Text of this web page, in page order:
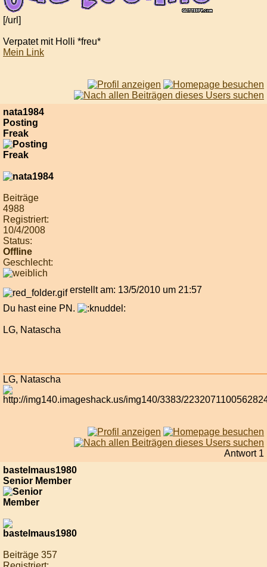
[/url]
Verpatet mit Holli *freu*
Mein Link
nata1984
Posting
Freak
Beiträge
4988
Registriert:
10/4/2008
Status:
Offline
Geschlecht:
erstellt am: 13/5/2010 um 21:57
Du hast eine PN.
LG, Natascha
LG, Natascha
Antwort 1
bastelmaus1980
Senior Member
Beiträge 357